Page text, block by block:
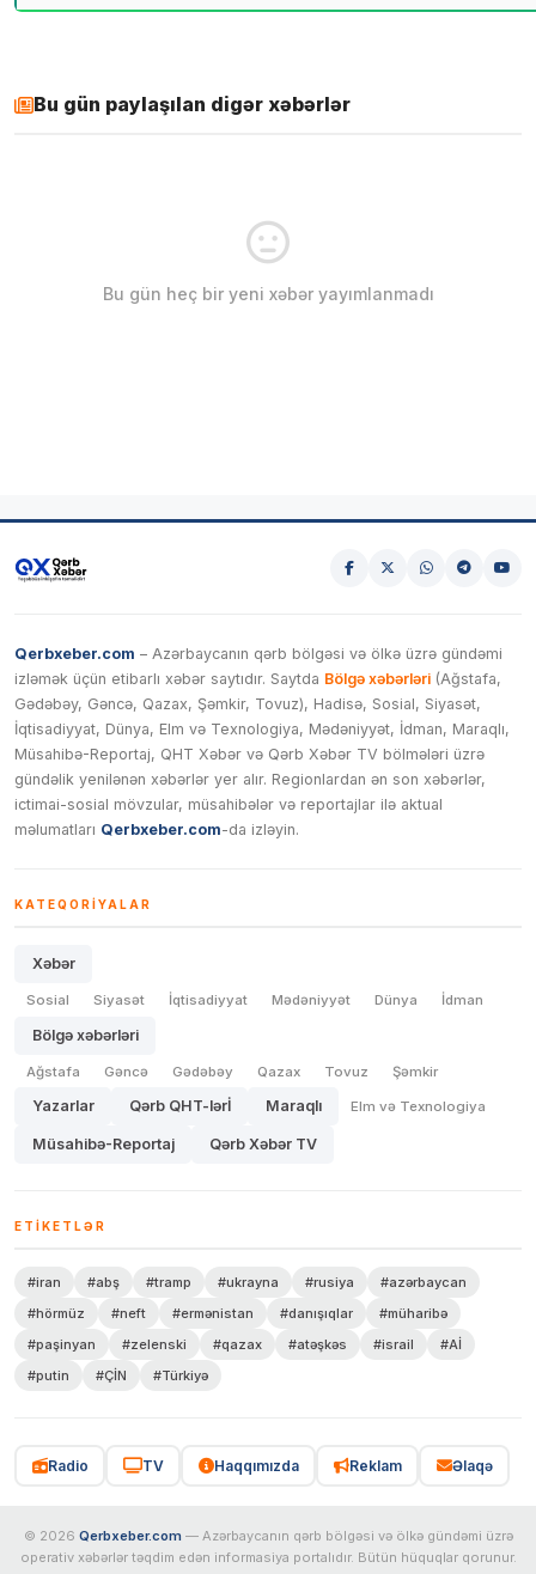
Bu gün paylaşılan digər xəbərlər
Bu gün heç bir yeni xəbər yayımlanmadı
Qerbxeber.com – Azərbaycanın qərb bölgəsi və ölkə üzrə gündəmi
izləmək üçün etibarlı xəbər saytıdır. Saytda Bölgə xəbərləri (Ağstafa,
Gədəbəy, Gəncə, Qazax, Şəmkir, Tovuz), Hadisə, Sosial, Siyasət,
İqtisadiyyat, Dünya, Elm və Texnologiya, Mədəniyyət, İdman, Maraqlı,
Müsahibə-Reportaj, QHT Xəbər və Qərb Xəbər TV bölmələri üzrə
gündəlik yenilənən xəbərlər yer alır. Regionlardan ən son xəbərlər,
ictimai-sosial mövzular, müsahibələr və reportajlar ilə aktual
məlumatları Qerbxeber.com-da izləyin.
KATEQORIYALAR
Xəbər
Sosial Siyasət İqtisadiyyat Mədəniyyət Dünya İdman
Bölgə xəbərləri
Ağstafa Gəncə Gədəbəy Qazax Tovuz Şəmkir
Yazarlar Qərb QHT-lərİ Maraqlı Elm və Texnologiya
Müsahibə-Reportaj Qərb Xəbər TV
ETIKETLƏR
#iran #abş #tramp #ukrayna #rusiya
#azərbaycan
#hörmüz
#neft #ermənistan #danışıqlar
#müharibə
#paşinyan
#zelenski #qazax #atəşkəs #israil
#Aİ
#putin
#ÇİN #Türkiyə
Radio TV Haqqımızda Reklam Əlaqə
© 2026 Qerbxeber.com — Azərbaycanın qərb bölgəsi və ölkə gündəmi üzrə
operativ xəbərlər təqdim edən informasiya portalıdır. Bütün hüquqlar qorunur.